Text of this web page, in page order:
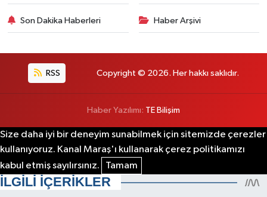
Son Dakika Haberleri Haber Arşivi
RSS Copyright © 2026. Her hakkı saklıdır.
Haber Yazılımı: TE Bilişim
Size daha iyi bir deneyim sunabilmek için sitemizde çerezler
kullanıyoruz. Kanal Maraş'ı kullanarak çerez politikamızı
kabul etmiş sayılırsınız.
Tamam